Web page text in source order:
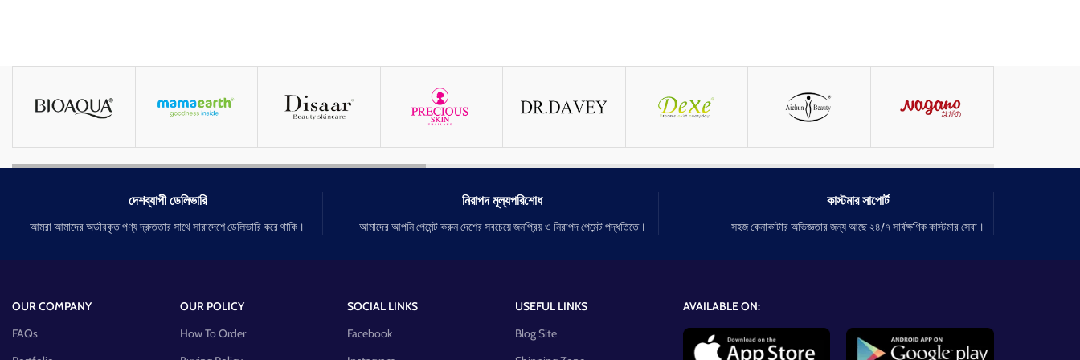
দেশব্যাপী ডেলিভারি
আমরা আমাদের অর্ডারকৃত পণ্য দ্রুততার সাথে সারাদেশে ডেলিভারি করে থাকি।
নিরাপদ মূল্যপরিশোধ
আমাদের আপনি পেমেন্ট করুন দেশের সবচেয়ে জনপ্রিয় ও নিরাপদ পেমেন্ট পদ্ধতিতে।
কাস্টমার সাপোর্ট
সহজ কেনাকাটার অভিজ্ঞতার জন্য আছে ২৪/৭ সার্বক্ষণিক কাস্টমার সেবা।
OUR COMPANY
FAQs
OUR POLICY
How To Order
SOCIAL LINKS
Facebook
USEFUL LINKS
Blog Site
AVAILABLE ON: